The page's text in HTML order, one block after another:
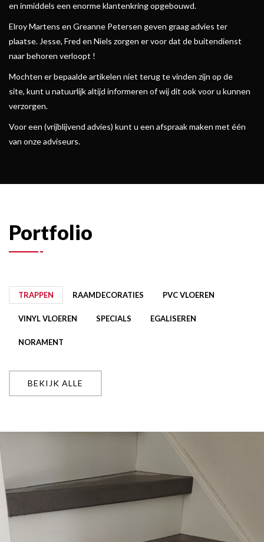
en inmiddels een enorme klantenkring opgebouwd.
Elroy Martens en Greanne Petersen geven graag advies ter
plaatse. Jesse, Fred en Niels zorgen er voor dat de buitendienst
naar behoren verloopt !
Mochten er bepaalde artikelen niet terug te vinden zijn op de
site, kunt u natuurlijk altijd informeren of wij dit ook voor u kunnen
verzorgen.
Voor een (vrijblijvend advies) kunt u een afspraak maken met één
van onze adviseurs.
Portfolio
TRAPPEN RAAMDECORATIES PVC VLOEREN
VINYL VLOEREN SPECIALS EGALISEREN
NORAMENT
BEKIJK ALLE